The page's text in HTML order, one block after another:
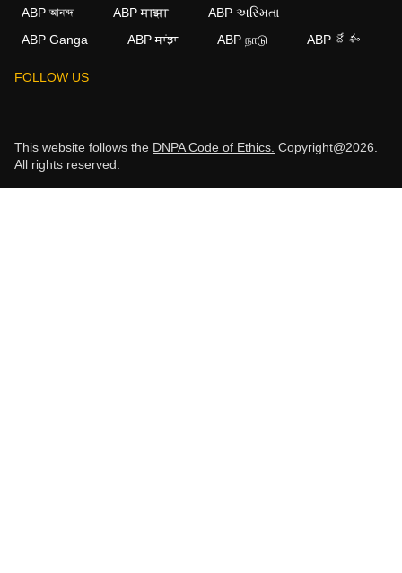
ABP আনন্দ
ABP माझा
ABP અસ્મિતા
ABP Ganga
ABP ਸਾਂਝਾ ABP நாடு ABP దేశం
FOLLOW US
This website follows the DNPA Code of Ethics. Copyright@2026.
All rights reserved.